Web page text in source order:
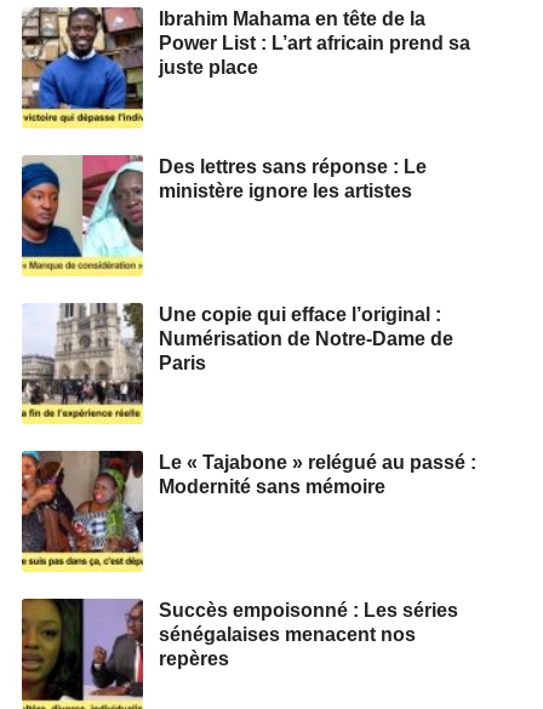
Ibrahim Mahama en tête de la
Power List : L’art africain prend sa
juste place
Des lettres sans réponse : Le
ministère ignore les artistes
Une copie qui efface l’original :
Numérisation de Notre-Dame de
Paris
Le « Tajabone » relégué au passé :
Modernité sans mémoire
Succès empoisonné : Les séries
sénégalaises menacent nos
repères